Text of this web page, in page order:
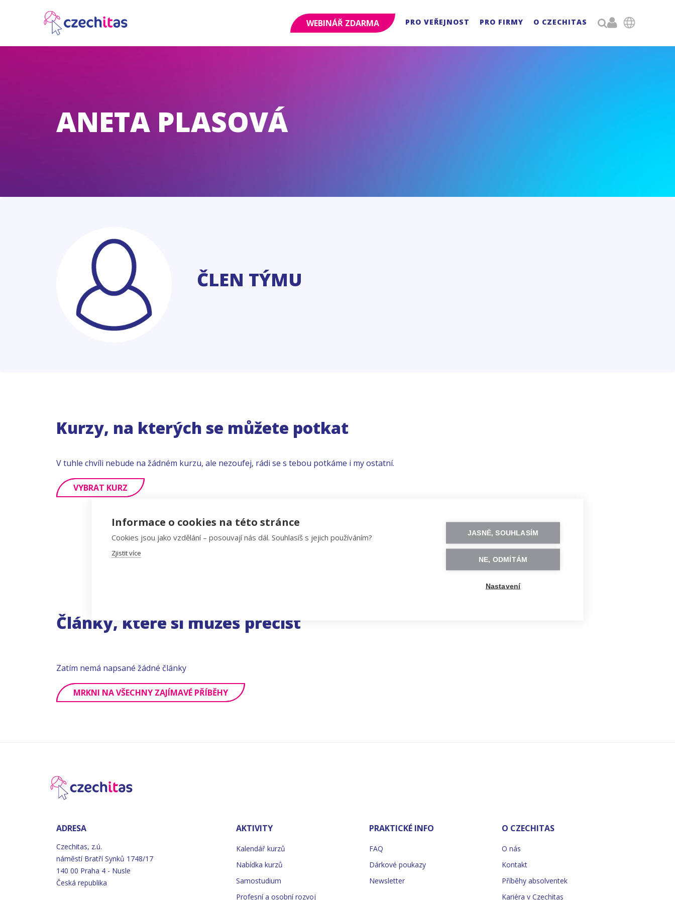
WEBINÁŘ ZDARMA PRO VEŘEJNOST PRO FIRMY O CZECHITAS 
ANETA PLASOVÁ
ČLEN TÝMU
Kurzy, na kterých se můžete potkat
V tuhle chvíli nebude na žádném kurzu, ale nezoufej, rádi se s tebou potkáme i my ostatní.
VYBRAT KURZ
Články, které si můžeš přečíst
Zatím nemá napsané žádné články
MRKNI NA VŠECHNY ZAJÍMAVÉ PŘÍBĚHY
ADRESA
Czechitas, z.ú.
náměstí Bratří Synků 1748/17
140 00 Praha 4 - Nusle
Česká republika
AKTIVITY
Kalendář kurzů
Nabídka kurzů
Samostudium
Profesní a osobní rozvoj
PRAKTICKÉ INFO
FAQ
Dárkové poukazy
Newsletter
O CZECHITAS
O nás
Kontakt
Příběhy absolventek
Kariéra v Czechitas
Informace o cookies na této stránce
Cookies jsou jako vzdělání – posouvají nás dál. Souhlasíš s jejich používáním?
Zjistit více
JASNĚ, SOUHLASÍM
NE, ODMÍTÁM
Nastavení